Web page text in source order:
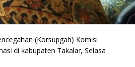
(Korsupgah) Komisi
di kabupaten Takalar, Selasa